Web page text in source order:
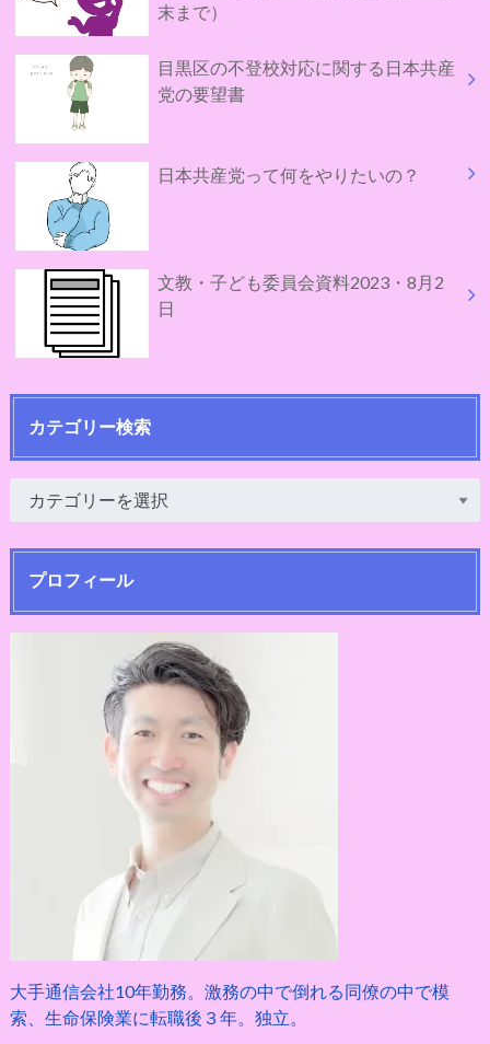
末まで）
目黒区の不登校対応に関する日本共産
党の要望書
日本共産党って何をやりたいの？
文教・子ども委員会資料2023・8月2
日
カテゴリー検索
プロフィール
大手通信会社10年勤務。激務の中で倒れる同僚の中で模
索、生命保険業に転職後３年。独立。